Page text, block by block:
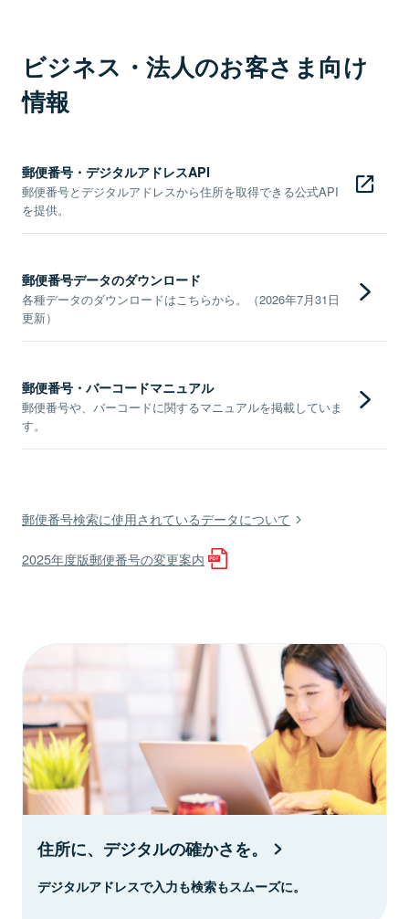
ビジネス・法人のお客さま向け
情報
郵便番号・デジタルアドレスAPI
郵便番号とデジタルアドレスから住所を取得できる公式API
を提供。
郵便番号データのダウンロード
各種データのダウンロードはこちらから。（2026年7月31日
更新）
郵便番号・バーコードマニュアル
郵便番号や、バーコードに関するマニュアルを掲載していま
す。
郵便番号検索に使用されているデータについて
2025年度版郵便番号の変更案内
住所に、デジタルの確かさを。
デジタルアドレスで入力も検索もスムーズに。